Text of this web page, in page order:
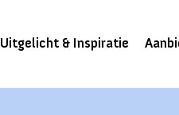
Uitgelicht & Inspiratie